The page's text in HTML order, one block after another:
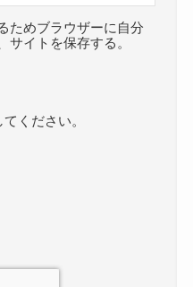
ためブラウザーに自分
サイトを保存する。
ください。